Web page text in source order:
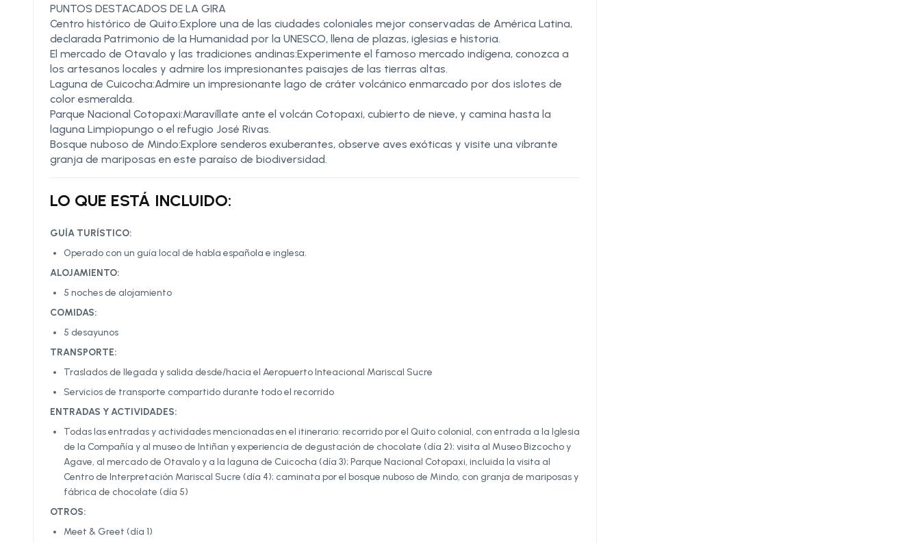
PUNTOS DESTACADOS DE LA GIRA
Centro histórico de Quito:Explore una de las ciudades coloniales mejor conservadas de América Latina,
declarada Patrimonio de la Humanidad por la UNESCO, llena de plazas, iglesias e historia.
El mercado de Otavalo y las tradiciones andinas:Experimente el famoso mercado indígena, conozca a
los artesanos locales y admire los impresionantes paisajes de las tierras altas.
Laguna de Cuicocha:Admire un impresionante lago de cráter volcánico enmarcado por dos islotes de
color esmeralda.
Parque Nacional Cotopaxi:Maravíllate ante el volcán Cotopaxi, cubierto de nieve, y camina hasta la
laguna Limpiopungo o el refugio José Rivas.
Bosque nuboso de Mindo:Explore senderos exuberantes, observe aves exóticas y visite una vibrante
granja de mariposas en este paraíso de biodiversidad.
LO QUE ESTÁ INCLUIDO:
GUÍA TURÍSTICO:
Operado con un guía local de habla española e inglesa.
ALOJAMIENTO:
5 noches de alojamiento
COMIDAS:
5 desayunos
TRANSPORTE:
Traslados de llegada y salida desde/hacia el Aeropuerto Inteacional Mariscal Sucre
Servicios de transporte compartido durante todo el recorrido
ENTRADAS Y ACTIVIDADES:
Todas las entradas y actividades mencionadas en el itinerario: recorrido por el Quito colonial, con entrada a la Iglesia
de la Compañía y al museo de Intiñan y experiencia de degustación de chocolate (día 2); visita al Museo Bizcocho y
Agave, al mercado de Otavalo y a la laguna de Cuicocha (día 3); Parque Nacional Cotopaxi, incluida la visita al
Centro de Interpretación Mariscal Sucre (día 4); caminata por el bosque nuboso de Mindo, con granja de mariposas y
fábrica de chocolate (día 5)
OTROS:
Meet & Greet (día 1)